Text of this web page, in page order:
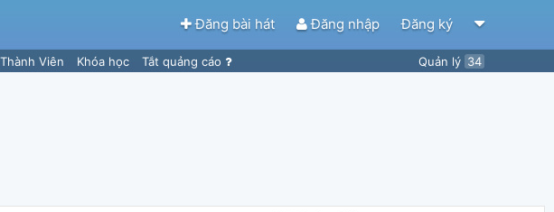
Đăng bài hát Đăng nhập Đăng ký
Thành Viên Khóa học Tắt quảng cáo Quản lý 34